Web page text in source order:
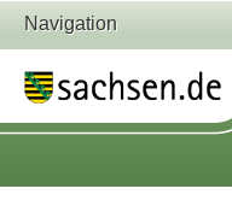
Navigation